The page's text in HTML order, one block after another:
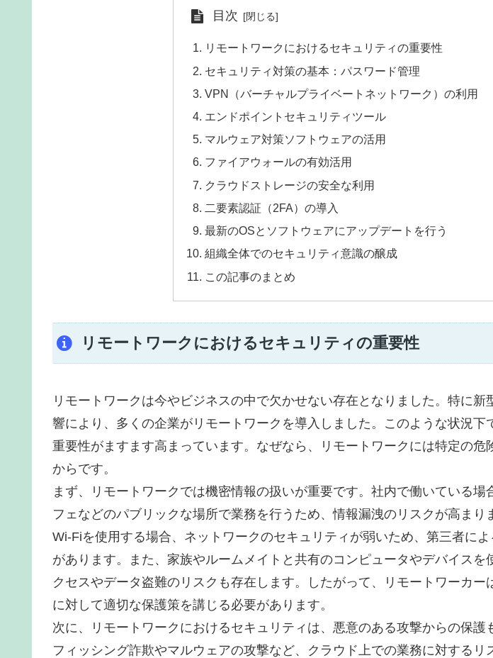
目次
リモートワークにおけるセキュリティの重要性
セキュリティ対策の基本：パスワード管理
VPN（バーチャルプライベートネットワーク）の利用
エンドポイントセキュリティツール
マルウェア対策ソフトウェアの活用
ファイアウォールの有効活用
クラウドストレージの安全な利用
二要素認証（2FA）の導入
最新のOSとソフトウェアにアップデートを行う
組織全体でのセキュリティ意識の醸成
この記事のまとめ
リモートワークにおけるセキュリティの重要性
リモートワークは今やビジネスの中で欠かせない存在となりました。特に新
響により、多くの企業がリモートワークを導入しました。このような状況下
重要性がますます高まっています。なぜなら、リモートワークには特定の危
からです。
まず、リモートワークでは機密情報の扱いが重要です。社内で働いている場
フェなどのパブリックな場所で業務を行うため、情報漏洩のリスクが高まり
Wi-Fiを使用する場合、ネットワークのセキュリティが弱いため、第三者に
があります。また、家族やルームメイトと共有のコンピュータやデバイスを
クセスやデータ盗難のリスクも存在します。したがって、リモートワーカー
に対して適切な保護策を講じる必要があります。
次に、リモートワークにおけるセキュリティは、悪意のある攻撃からの保護
フィッシング詐欺やマルウェアの攻撃など、クラウド上での業務に対するリ